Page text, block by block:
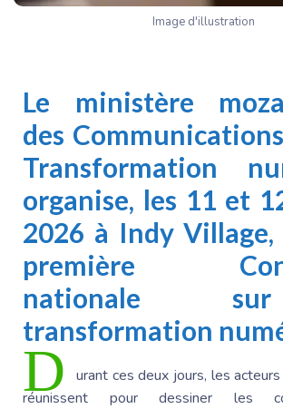
Image d'illustration
Le ministère
des
Transformation
organise, les 11 et
2026 à Indy
première
nationale
transformation
D
urant ces deux jours, les
réunissent pour dessiner les